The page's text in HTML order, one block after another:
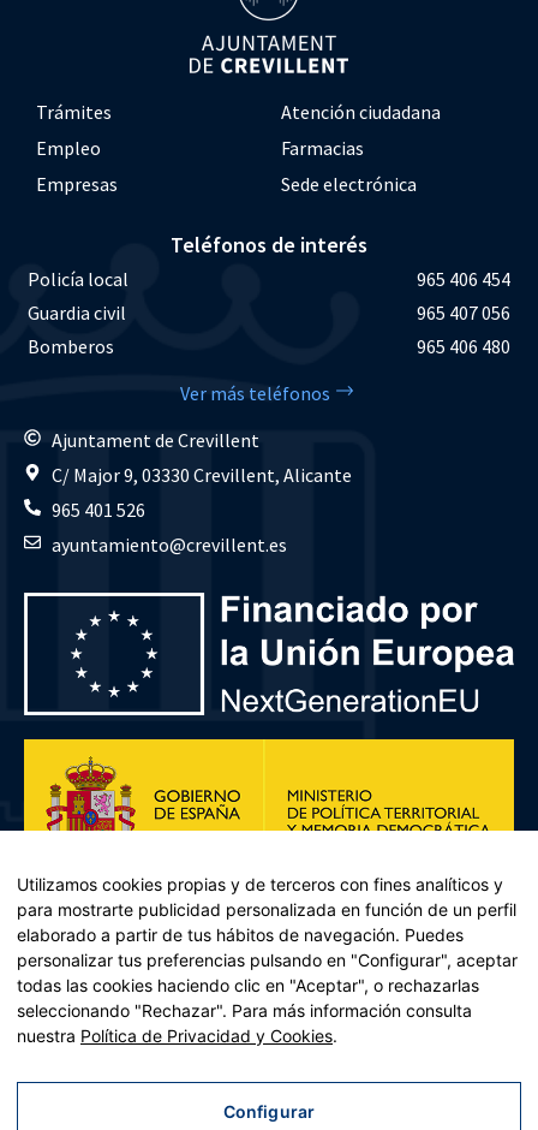
Trámites
Atención ciudadana
Empleo
Farmacias
Empresas
Sede electrónica
Teléfonos de interés
Policía local
965 406 454
Guardia civil
965 407 056
Bomberos
965 406 480
Ver más teléfonos
Ajuntament de Crevillent
C/ Major 9, 03330 Crevillent, Alicante
965 401 526
ayuntamiento@crevillent.es
Plan de Recuperación, Transformación y Resiliencia – Financiado por
Recuperación y resiliencia, establecido por el Reglamento (UE)
2021/241 del Parlamento Europeo y del Consejo, de 12 de febrero
Utilizamos cookies propias y de terceros con fines analíticos y
para mostrarte publicidad personalizada en función de un perfil
elaborado a partir de tus hábitos de navegación. Puedes
personalizar tus preferencias pulsando en "Configurar", aceptar
todas las cookies haciendo clic en "Aceptar", o rechazarlas
seleccionando "Rechazar". Para más información consulta
nuestra Política de Privacidad y Cookies.
Configurar